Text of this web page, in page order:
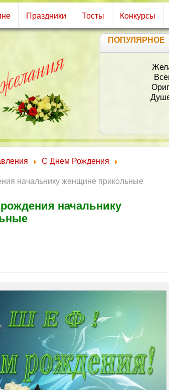
Праздники Тосты Конкурсы
ПОПУЛЯРНОЕ
Мы
Дай
И
С Днем Рождения
начальнику женщине прикольные
начальнику